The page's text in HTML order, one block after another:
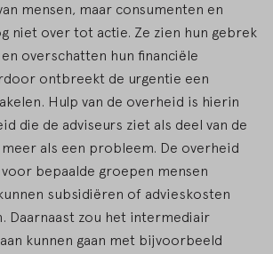
mensen, maar consumenten en
niet over tot actie. Ze zien hun gebrek
overschatten hun financiële
ontbreekt de urgentie een
Hulp van de overheid is hierin
die de adviseurs ziet als deel van de
als een probleem. De overheid
bepaalde groepen mensen
subsidiëren of advieskosten
Daarnaast zou het intermediair
kunnen gaan met bijvoorbeeld